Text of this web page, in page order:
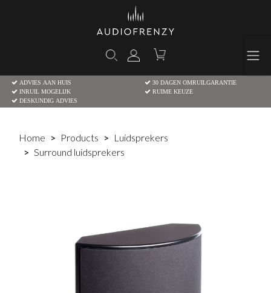
ADVIES AAN HUIS
30 DAGEN OMRUILGARANTIE
INRUIL MOGELIJK
RUIME KEUZE
DESKUNDIG ADVIES
Home Products
Luidsprekers
Surround luidsprekers